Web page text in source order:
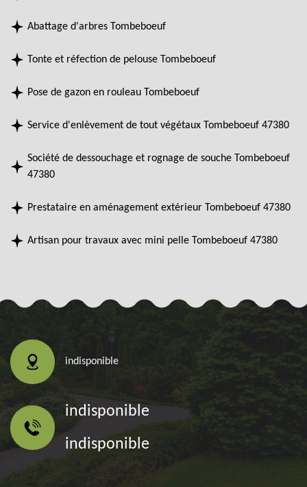
Abattage d'arbres Tombeboeuf
Tonte et réfection de pelouse Tombeboeuf
Pose de gazon en rouleau Tombeboeuf
Service d'enlèvement de tout végétaux Tombeboeuf 47380
Société de dessouchage et rognage de souche Tombeboeuf
47380
Prestataire en aménagement extérieur Tombeboeuf 47380
Artisan pour travaux avec mini pelle Tombeboeuf 47380
indisponible
indisponible
indisponible